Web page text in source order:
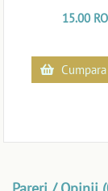
15.00
Cumpara